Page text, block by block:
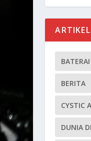
BERITA
CYSTIC
DUNIA